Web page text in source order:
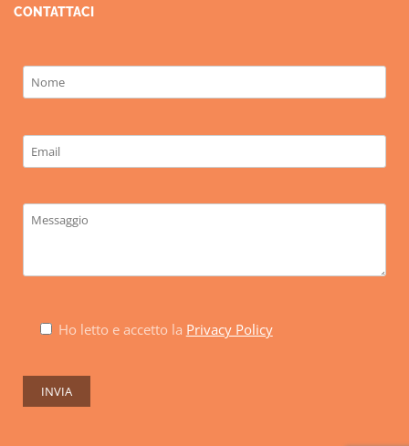
CONTATTACI
Ho letto e accetto la Privacy Policy